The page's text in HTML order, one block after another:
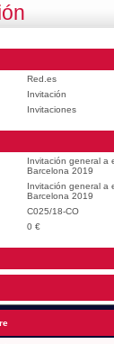
Red.es
Invitación
Invitaciones
Invitación general a
Barcelona 2019
Invitación general a
Barcelona 2019
C025/18-CO
0 €